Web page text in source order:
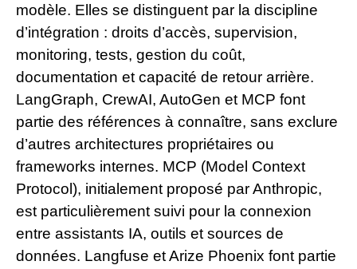
modèle. Elles se distinguent par la discipline
d’intégration : droits d’accès, supervision,
monitoring, tests, gestion du coût,
documentation et capacité de retour arrière.
LangGraph, CrewAI, AutoGen et MCP font
partie des références à connaître, sans exclure
d’autres architectures propriétaires ou
frameworks internes. MCP (Model Context
Protocol), initialement proposé par Anthropic,
est particulièrement suivi pour la connexion
entre assistants IA, outils et sources de
données. Langfuse et Arize Phoenix font partie